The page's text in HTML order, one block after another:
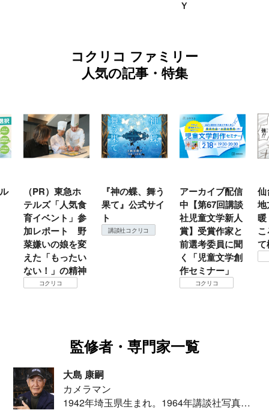
コクリコ ファミリー
人気の記事・特集
『神の蝶、舞う
果て』公式サイ
ト
講談社コクリコ
アーカイブ配信
中【第67回講談
社児童文学新人
賞】受賞作家と
仙台の冬は東北
地方では温
暖？ 本当のと
ころは仙台に来
て検証すべし！
コクリコ
監修者・専門家一覧
大島 康嗣
カメラマン
1942年埼玉県生まれ。1964年講談社写真部